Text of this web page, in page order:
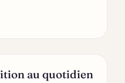
au quotidien